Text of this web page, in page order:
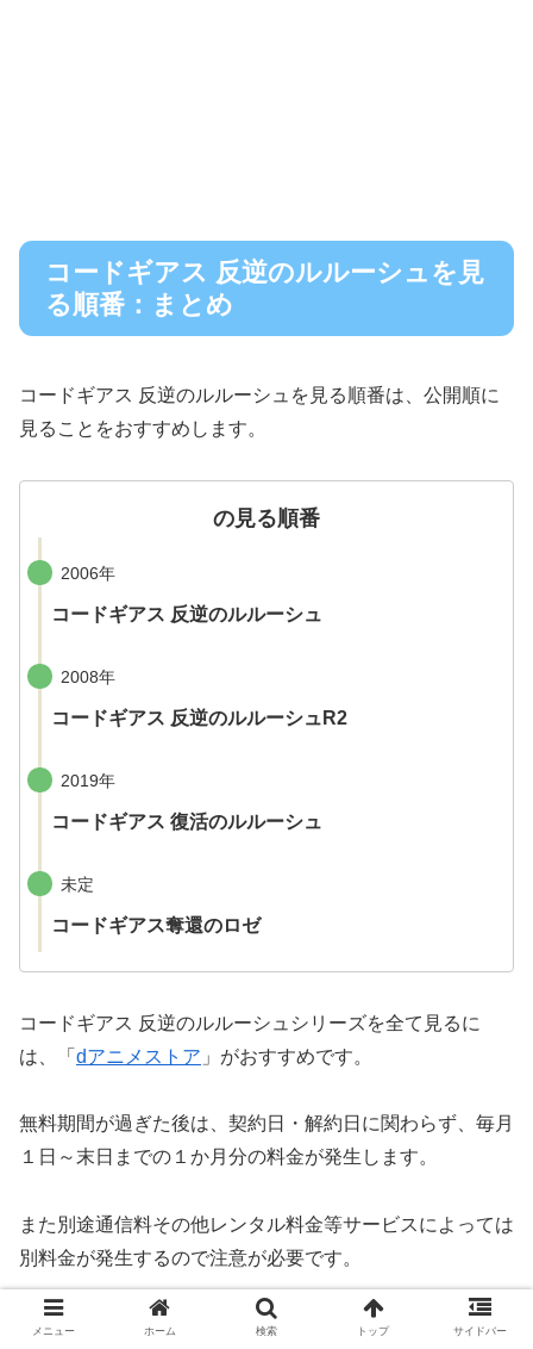
コードギアス 反逆のルルーシュを見
る順番：まとめ
コードギアス 反逆のルルーシュを見る順番は、公開順に
見ることをおすすめします。
の見る順番
2006年
コードギアス 反逆のルルーシュ
2008年
コードギアス 反逆のルルーシュR2
2019年
コードギアス 復活のルルーシュ
未定
コードギアス奪還のロゼ
コードギアス 反逆のルルーシュシリーズを全て見るに
は、「 dアニメストア 」がおすすめです。
無料期間が過ぎた後は、契約日・解約日に関わらず、毎月
１日～末日までの１か月分の料金が発生します。
また別途通信料その他レンタル料金等サービスによっては
別料金が発生するので注意が必要です。
dアニメストアを無料で試す
メニュー ホーム 検索 トップ サイドバー